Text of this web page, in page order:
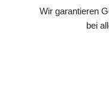
Wir garantieren
bei